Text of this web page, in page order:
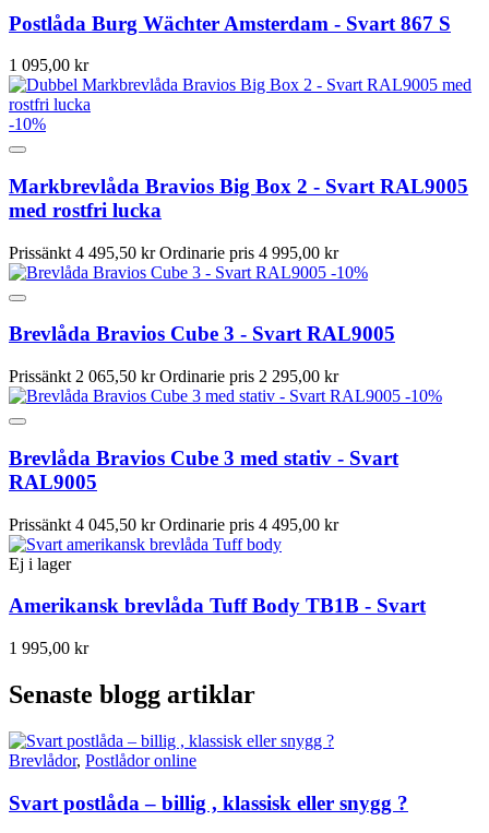
Postlåda Burg Wächter Amsterdam - Svart 867 S
1 095,00 kr
-10%
Markbrevlåda Bravios Big Box 2 - Svart RAL9005
med rostfri lucka
Prissänkt 4 495,50 kr Ordinarie pris 4 995,00 kr
-10%
Brevlåda Bravios Cube 3 - Svart RAL9005
Prissänkt 2 065,50 kr Ordinarie pris 2 295,00 kr
-10%
Brevlåda Bravios Cube 3 med stativ - Svart
RAL9005
Prissänkt 4 045,50 kr Ordinarie pris 4 495,00 kr
Ej i lager
Amerikansk brevlåda Tuff Body TB1B - Svart
1 995,00 kr
Senaste blogg artiklar
Brevlådor, Postlådor online
Svart postlåda – billig , klassisk eller snygg ?